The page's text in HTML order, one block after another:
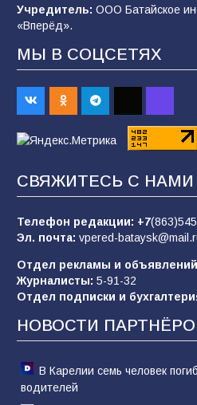
99 04.08.2026
Будет ли мобилизация в
после выборов: в
заявления о
пропагандистский вброс
85 01.08.2026
«Слухами Москву не
заявления Киева о
отчаяние, а не разведка
81 02.08.2026
Учредитель: ООО Батайское
«Вперёд».
МЫ В СОЦСЕТЯХ
СВЯЖИТЕСЬ С НАМИ
Телефон редакции: +7
Эл. почта: vpered-
Отдел рекламы и
Журналисты: 5-91-32
Отдел подписки и
НОВОСТИ
В Карелии семь человек
водителей